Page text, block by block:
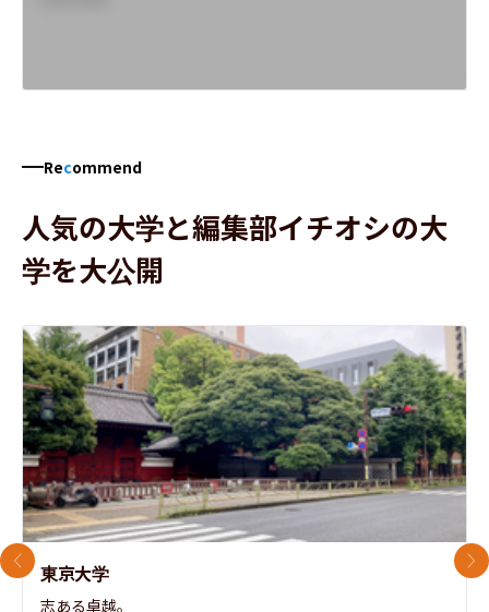
Recommend
人気の大学と編集部イチオシの大
学を大公開
東京大学
志ある卓越。
前のスライド 次